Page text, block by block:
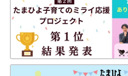
出典：Instagramアカウント「_o.saya______」